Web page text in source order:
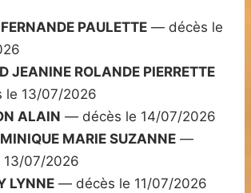
PAULETTE — décès le
JEANINE ROLANDE PIERRETTE
13/07/2026
ALAIN — décès le 14/07/2026
MARIE SUZANNE —
13/07/2026
LYNNE — décès le 11/07/2026